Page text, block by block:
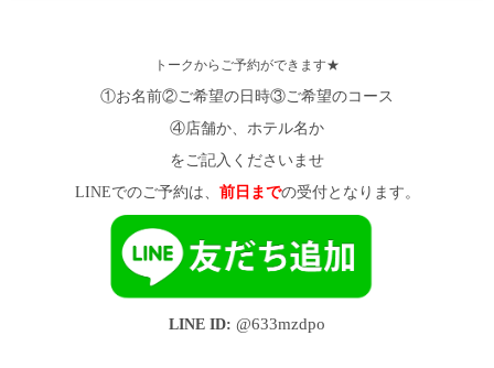
トークからご予約ができます★
①お名前②ご希望の日時③ご希望のコース
④店舗か、ホテル名か
をご記入くださいませ
LINEでのご予約は、 前日までの受付となります。
LINE ID: @633mzdpo